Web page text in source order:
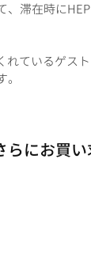
滞在時に
ているゲス
にお買い